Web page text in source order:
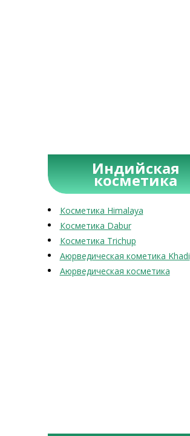
Индийская
косметика
Косметика Himalaya
Косметика Dabur
Косметика Trichup
Аюрведическая кометика Khadi
Аюрведическая косметика